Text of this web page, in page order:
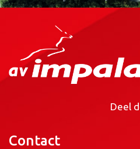
Deel
Contact